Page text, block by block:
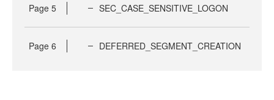
Page 5 SEC_CASE_SENSITIVE_LOGON
Page 6 DEFERRED_SEGMENT_CREATION